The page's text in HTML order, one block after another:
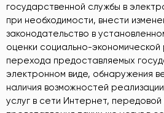
государственной службы в
при необходимости, внести
законодательство в
оценки социально-экономической
перехода предоставляемых
электронном виде, обнаружения
наличия возможностей
услуг в сети Интернет, передовой